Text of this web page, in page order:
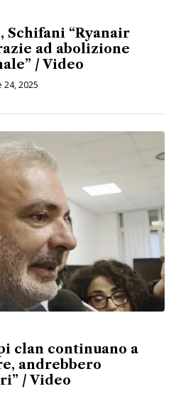
Schifani “Ryanair
ad abolizione
/ Video
24, 2025
clan continuano a
andrebbero
/ Video